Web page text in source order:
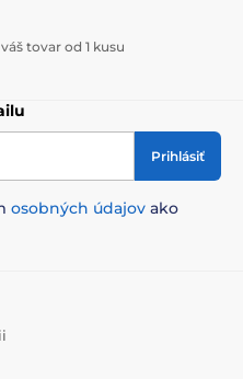
tovar od 1 kusu
Prihlásiť
osobných údajov ako